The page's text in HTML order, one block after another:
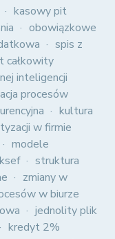
kasowy pit
obowiązkowe
spis z
całkowity
inteligencji
procesów
kultura
w firmie
modele
struktura
zmiany w
w biurze
jednolity plik
kredyt 2%